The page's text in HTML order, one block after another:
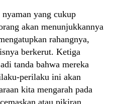
yang cukup
akan menunjukkannya
rahangnya,
berkerut. Ketiga
tanda bahwa mereka
perilaku ini akan
kita mengarah pada
atau pikiran